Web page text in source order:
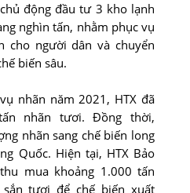
động đầu tư 3 kho lạnh
nghìn tấn, nhằm phục vụ
cho người dân và chuyển
biến sâu.
nhãn năm 2021, HTX đã
nhãn tươi. Đồng thời,
nhãn sang chế biến long
Quốc. Hiện tại, HTX Bảo
mua khoảng 1.000 tấn
tươi để chế biến xuất